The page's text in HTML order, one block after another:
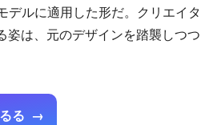
デルに適用した形だ。クリエイタ
姿は、元のデザインを踏襲しつつ
る